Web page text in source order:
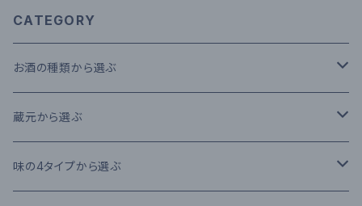
CATEGORY
お酒の種類から選ぶ
本格米焼酎
本格芋焼酎
蔵元から選ぶ
大石酒造場
味の4タイプから選ぶ